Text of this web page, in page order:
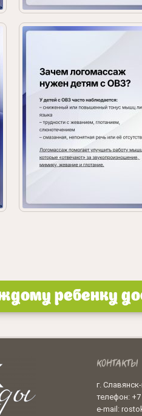
ребенку
КОНТАКТЫ
г.
телефон: +7
e-mail: